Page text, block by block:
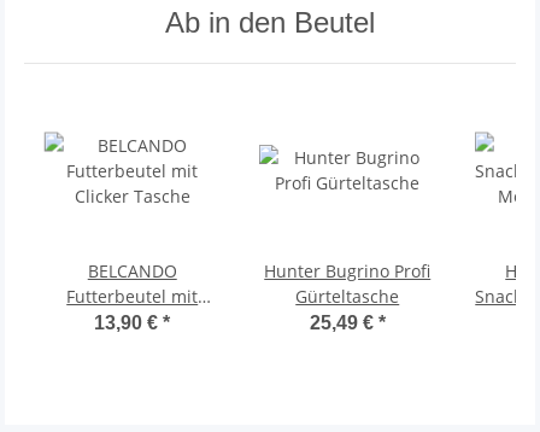
Ab in den Beutel
BELCANDO
Futterbeutel mit
Clicker Tasche
13,90 €*
Hunter Bugrino Profi
Gürteltasche
25,49 € *